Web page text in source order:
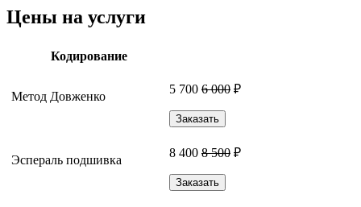
Цены на услуги
Кодирование
Метод Довженко
5 700 6 000 ₽
Заказать
Эспераль подшивка
8 400 8 500 ₽
Заказать